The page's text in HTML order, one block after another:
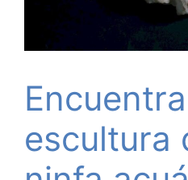
escultura